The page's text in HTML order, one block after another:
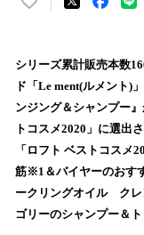
い
！
数
を
読
込
み
中
で
シリーズ累計販売本数
ド「Le ment(ルメント
ンジング＆シャンプー
トコスメ2020」に選出
「ロフト ベストコスメ
筋※1＆バイヤーのおす
ークリングオイル クレ
ゴリーのシャンプー＆